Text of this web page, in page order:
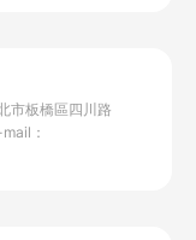
市板橋區四川路
：